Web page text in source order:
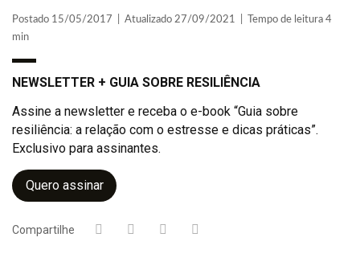
Postado 15/05/2017 | Atualizado 27/09/2021 | Tempo de leitura 4
min
NEWSLETTER + GUIA SOBRE RESILIÊNCIA
Assine a newsletter e receba o e-book “Guia sobre
resiliência: a relação com o estresse e dicas práticas”.
Exclusivo para assinantes.
Quero assinar
Compartilhe